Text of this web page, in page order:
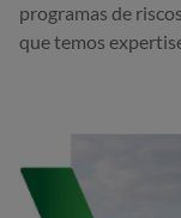
programas de
que temos